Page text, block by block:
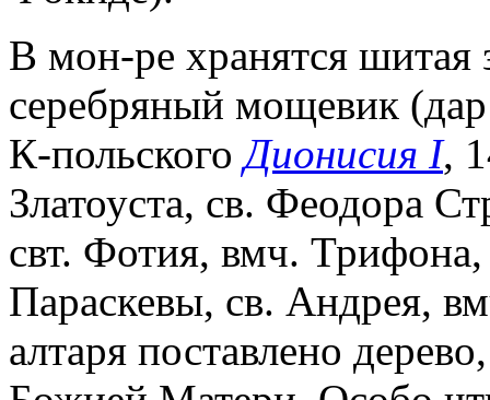
В мон-ре хранятся шитая
серебряный мощевик
К-польскогоДионисия I,
Златоуста, св. Феодора
свт. Фотия, вмч.
Параскевы, св. Андрея,
алтаря поставлено